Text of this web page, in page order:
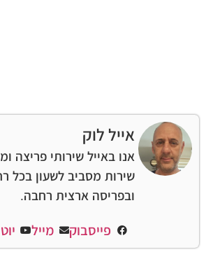
אייל לוק
אנו באייל שירותי פריצה
שירות מסביב לשעון בכל
ובפריסה ארצית רחבה.
פייסבוק מייל